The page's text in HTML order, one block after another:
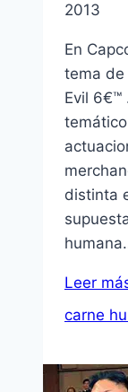
2013
En
tema
Evil 6€™
distinta
Leer
carne